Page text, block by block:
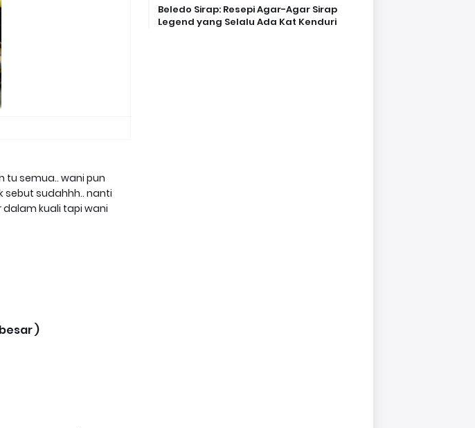
tu semua.. wani pun
sudahhh.. nanti
kuali tapi wani
)
Beledo Sirap: Resepi Agar-Agar Sirap
Legend yang Selalu Ada Kat Kenduri